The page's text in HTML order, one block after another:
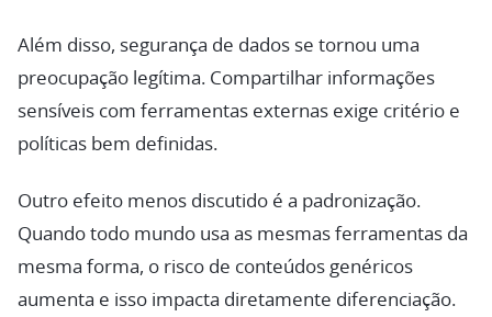
Além disso, segurança de dados se tornou uma
preocupação legítima. Compartilhar informações
sensíveis com ferramentas externas exige critério e
políticas bem definidas.
Outro efeito menos discutido é a padronização.
Quando todo mundo usa as mesmas ferramentas da
mesma forma, o risco de conteúdos genéricos
aumenta e isso impacta diretamente diferenciação.